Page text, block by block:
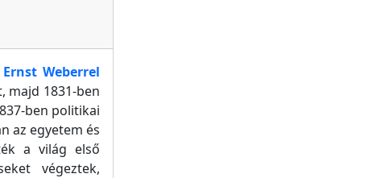
Ernst Weberrel
majd 1831-ben
ben politikai
az egyetem és
a világ első
végeztek,